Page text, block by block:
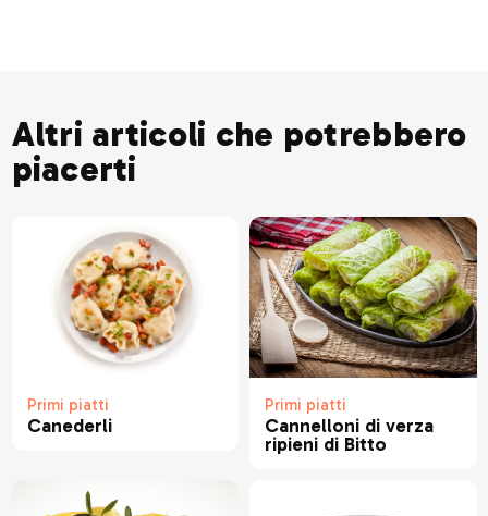
Altri articoli che potrebbero
piacerti
Primi piatti
Canederli
Primi piatti
Cannelloni di verza
ripieni di Bitto